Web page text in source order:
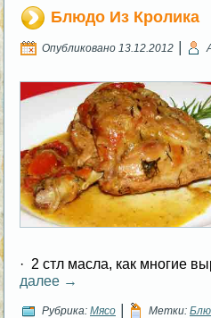
Блюдо Из Кролика
Опубликовано 13.12.2012 |
· 2 стл масла, как многие
далее →
Рубрика: Мясо | Метки: